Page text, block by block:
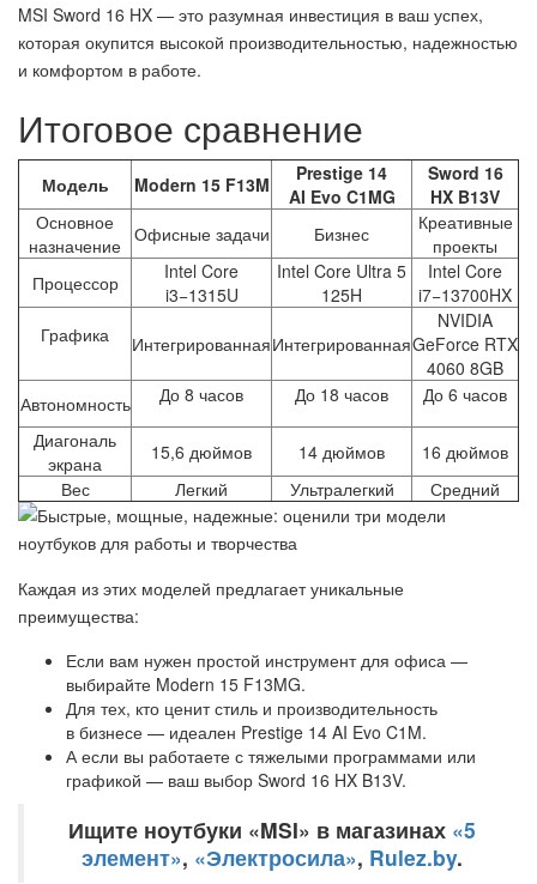
MSI Sword 16 HX — это разумная инвестиция в ваш успех,
которая окупится высокой производительностью, надежностью
и комфортом в работе.
Итоговое сравнение
Модель Modern 15 F13M
Prestige 14
AI Evo C1MG
Sword 16
HX B13V
Основное
назначение Офисные задачи Бизнес
Креативные
проекты
Процессор
Intel Core
i3−1315U
Intel Core Ultra 5
125H
Intel Core
i7−13700HX
Графика
ИнтегрированнаяИнтегрированная
NVIDIA
GeForce RTX
4060 8GB
Автономность
До 8 часов До 18 часов
До 6 часов
Диагональ
экрана
15,6 дюймов 14 дюймов
16 дюймов
Вес
Легкий Ультралегкий Средний
Каждая из этих моделей предлагает уникальные
преимущества:
Если вам нужен простой инструмент для офиса —
выбирайте Modern 15 F13MG.
Для тех, кто ценит стиль и производительность
в бизнесе — идеален Prestige 14 AI Evo C1M.
А если вы работаете с тяжелыми программами или
графикой — ваш выбор Sword 16 HX B13V.
Ищите ноутбуки «MSI» в магазинах «5
элемент», «Электросила», Rulez.by.